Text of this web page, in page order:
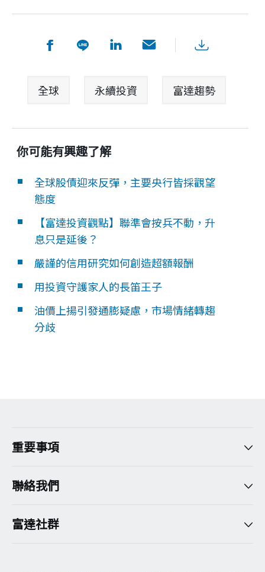
全球 永續投資 富達趨勢
你可能有興趣了解
全球股債迎來反彈，主要央行皆採觀望
態度
【富達投資觀點】聯準會按兵不動，升
息只是延後？
嚴謹的信用研究如何創造超額報酬
用投資守護家人的長笛王子
油價上揚引發通膨疑慮，市場情緒轉趨
分歧
重要事項
聯絡我們
富達社群